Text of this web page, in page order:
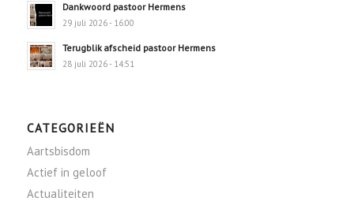
Dankwoord pastoor Hermens
29 juli 2026 - 16:00
Terugblik afscheid pastoor Hermens
28 juli 2026 - 14:51
CATEGORIEËN
Aartsbisdom
Actief in geloof
Actualiteiten